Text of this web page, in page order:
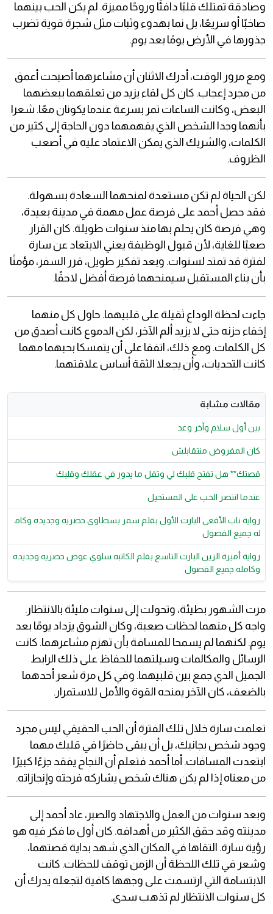
وصادقة تمتلك قلبًا دافئًا وروحًا مميزة. لم يكن الحب بينهما
صاخبًا أو سريعًا، بل نما بهدوء وثبات مثل شجرة قوية تضرب
جذورها في الأرض يومًا بعد يوم.
ومع مرور الوقت، أدرك الاثنان أن مشاعرهما أصبحت أعمق
من مجرد إعجاب. كان كل لقاء يزيد من تعلقهما ببعضهما
البعض، وكانت الساعات تمر بسرعة عندما يكونان معًا. شعرا
بأنهما وجدا الشخص الذي يفهمهما دون الحاجة إلى كثير من
الكلمات، والشريك الذي يمكن الاعتماد عليه في أصعب
الظروف.
لكن الحياة لم تكن مستعدة لمنحهما السعادة بسهولة.
فقد حصل أحمد على فرصة عمل مهمة في مدينة بعيدة،
وهي فرصة كان يحلم بها منذ سنوات طويلة. كان القرار
صعبًا للغاية، لأن قبول الوظيفة يعني الابتعاد عن سارة
لفترة قد تمتد لسنوات. وبعد تفكير طويل، قرر السفر، مؤمنًا
بأن بناء المستقبل سيمنحهما فرصة أفضل لاحقًا.
جاءت لحظة الوداع ثقيلة على قلبيهما. حاول كل منهما
إخفاء حزنه حتى لا يزيد ألم الآخر، لكن الدموع كانت أصدق من
كل الكلمات. ومع ذلك، اتفقا على أن يتمسكا بحبهما مهما
كانت التحديات، وأن يجعلا الثقة أساس علاقتهما.
مقالات مشابة
بين أول سلام وآخر وعد
كان المفروض منتقابلش
قصتك** هل تفتح قلبك لي وتقل ما يدور في عقلك وقلبك
عندما انتصر الحب على المستحيل
رواية ناب الأفعى البارت الأول بقلم سمر بسطاوى حصريه وجديده وكام
له جميع الفصول
رواية أميرة الزين البارت التاسع بقلم الكاتبه سلوي عوض حصريه وجديده
وكامله جميع الفصول
مرت الشهور بطيئة، وتحولت إلى سنوات مليئة بالانتظار.
واجه كل منهما لحظات صعبة، وكان الشوق يزداد يومًا بعد
يوم. لكنهما لم يسمحا للمسافة بأن تهزم مشاعرهما. كانت
الرسائل والمكالمات وسيلتهما للحفاظ على ذلك الرابط
الجميل الذي جمع بين قلبيهما. وفي كل مرة شعر أحدهما
بالضعف، كان الآخر يمنحه القوة والأمل للاستمرار.
تعلمت سارة خلال تلك الفترة أن الحب الحقيقي ليس مجرد
وجود شخص بجانبك، بل أن يبقى حاضرًا في قلبك مهما
ابتعدت المسافات. أما أحمد فتعلم أن النجاح يفقد جزءًا كبيرًا
من معناه إذا لم يكن هناك شخص يشاركه فرحته وإنجازاته.
وبعد سنوات من العمل والاجتهاد والصبر، عاد أحمد إلى
مدينته وقد حقق الكثير من أهدافه. كان أول ما فكر فيه هو
رؤية سارة. التقاها في المكان الذي شهد بداية قصتهما،
وشعر في تلك اللحظة أن الزمن توقف للحظات. كانت
الابتسامة التي ارتسمت على وجهها كافية لتجعله يدرك أن
كل سنوات الانتظار لم تذهب سدى.